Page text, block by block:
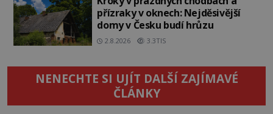
přízraky v oknech: Nejděsivější
domy v Česku budí hrůzu
2.8.2026 3.3TIS
NENECHTE SI UJÍT DALŠÍ ZAJÍMAVÉ
ČLÁNKY